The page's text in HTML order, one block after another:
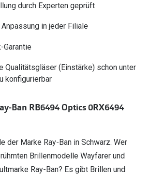
durch Experten geprüft
in jeder Filiale
Garantie
Qualitätsgläser (Einstärke) schon unter
konfigurierbar
Ban RB6494 Optics 0RX6494
der Marke Ray-Ban in Schwarz. Wer
Brillenmodelle Wayfarer und
Ray-Ban? Es gibt Brillen und